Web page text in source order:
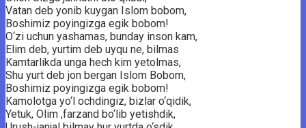
Vatan deb yonib kuygan Islom bobom,
Boshimiz poyingizga egik bobom!
O‘zi uchun yashamas, bunday inson kam,
Elim deb, yurtim deb uyqu ne, bilmas
Kamtarlikda unga hech kim yetolmas,
Shu yurt deb jon bergan Islom Bobom,
Boshimiz poyingizga egik bobom!
Kamolotga yo‘l ochdingiz, bizlar o‘qidik,
Yetuk, Olim ,farzand bo‘lib yetishdik,